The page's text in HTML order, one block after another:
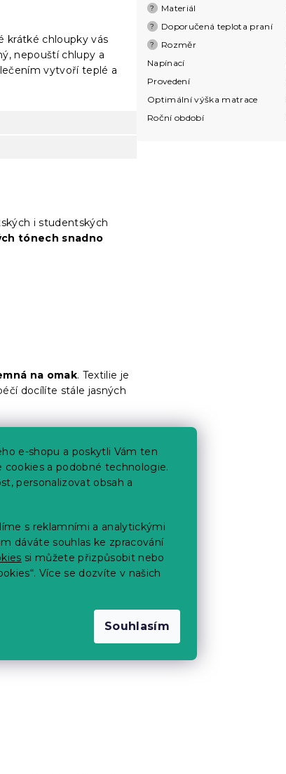
e-shopu a poskytli Vám ten
cookies a podobné technologie.
personalizovat obsah a
s reklamními a analytickými
dáváte souhlas ke zpracování
si můžete přizpůsobit nebo
Více se dozvíte v našich
Souhlasím
krátké chloupky vás
nepouští chlupy a
vytvoří teplé a
i studentských
tónech snadno
na omak. Textilie je
docílíte stále jasných
pere při teplotách od
teplotu, ideálně tedy 40
Obecné
se doporučuje
? Materiál
? Doporučená teplota praní
? Rozměr
Napínací
Provedení
Optimální výška matrace
Roční období